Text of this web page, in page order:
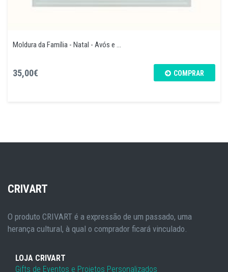
Moldura da Família - Natal - Avós e ...
35,00€ COMPRAR
CRIVART
O produto CRIVART é a expressão de um passado, uma
herança cultural, à qual o comprador ficará vinculado.
LOJA CRIVART
Gifts de Eventos e Projetos Personalizados